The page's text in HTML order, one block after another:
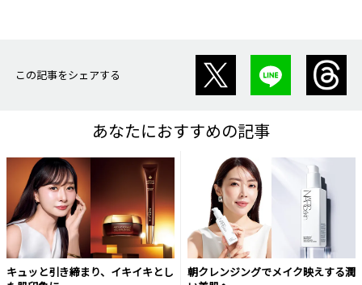
この記事をシェアする
あなたにおすすめの記事
キュッと引き締まり、イキイキとし
朝クレンジングでメイク映えする潤